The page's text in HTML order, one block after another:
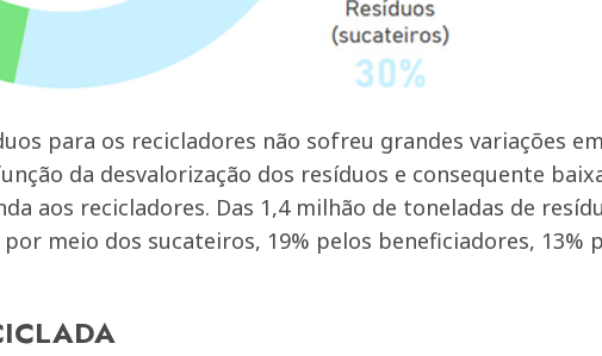
para os recicladores não sofreu grandes variações
da desvalorização dos resíduos e consequente
aos recicladores. Das 1,4 milhão de toneladas de
meio dos sucateiros, 19% pelos beneficiadores,